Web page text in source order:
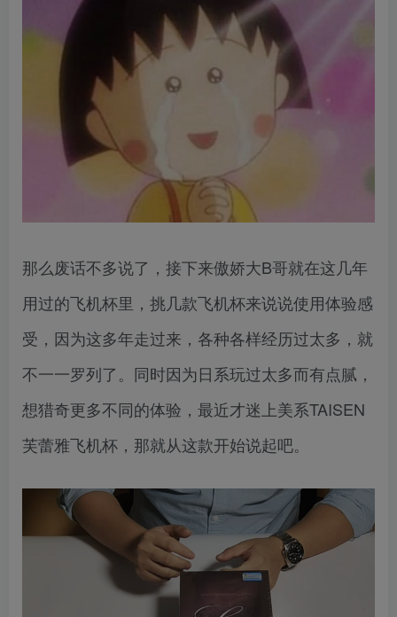
那么废话不多说了，接下来傲娇大B哥就在这几年
用过的飞机杯里，挑几款飞机杯来说说使用体验感
受，因为这多年走过来，各种各样经历过太多，就
不一一罗列了。同时因为日系玩过太多而有点腻，
想猎奇更多不同的体验，最近才迷上美系TAISEN
芙蕾雅飞机杯，那就从这款开始说起吧。